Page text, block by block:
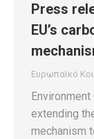
Press
EU’s
Ευρωπαϊκό
extending
mechanism